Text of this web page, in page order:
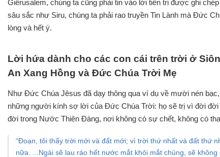
Giêrusalem, chúng ta cũng phải tin vào lời tiên tri được ghi
sâu sắc như Siru, chúng ta phải rao truyền Tin Lành mà Đức
lòng và hết ý.
Lời hứa dành cho các con cái trên trời ở
An Xang Hồng và Đức Chúa Trời Mẹ
Như Đức Chúa Jêsus đã dạy thông qua ví dụ về mười nén
những người kính sợ lời của Đức Chúa Trời: họ sẽ trị vì đời
đời trong Nước Thiên Đàng, nơi không có sự chết, không có
“Đoạn, tôi thấy trời mới và đất mới; vì trời thứ nhất và đất thứ
nữa. ...Ngài sẽ lau ráo hết nước mắt khỏi mắt chúng, sẽ